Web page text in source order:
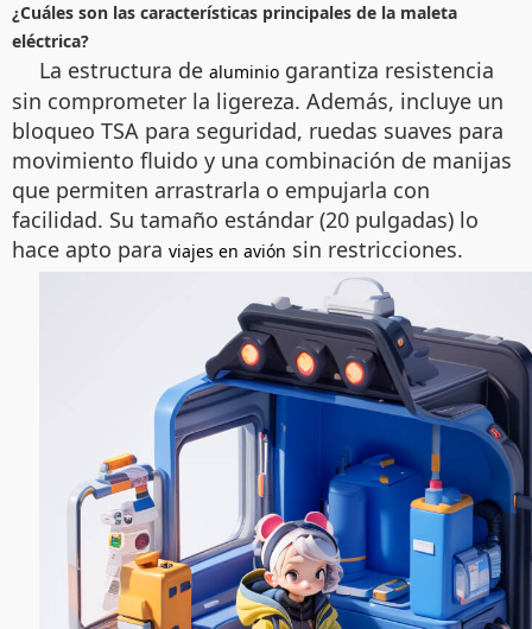
¿Cuáles son las características principales de la maleta
eléctrica?
La estructura de aluminio garantiza resistencia
sin comprometer la ligereza. Además, incluye un
bloqueo TSA para seguridad, ruedas suaves para
movimiento fluido y una combinación de manijas
que permiten arrastrarla o empujarla con
facilidad. Su tamaño estándar (20 pulgadas) lo
hace apto para viajes en avión sin restricciones.